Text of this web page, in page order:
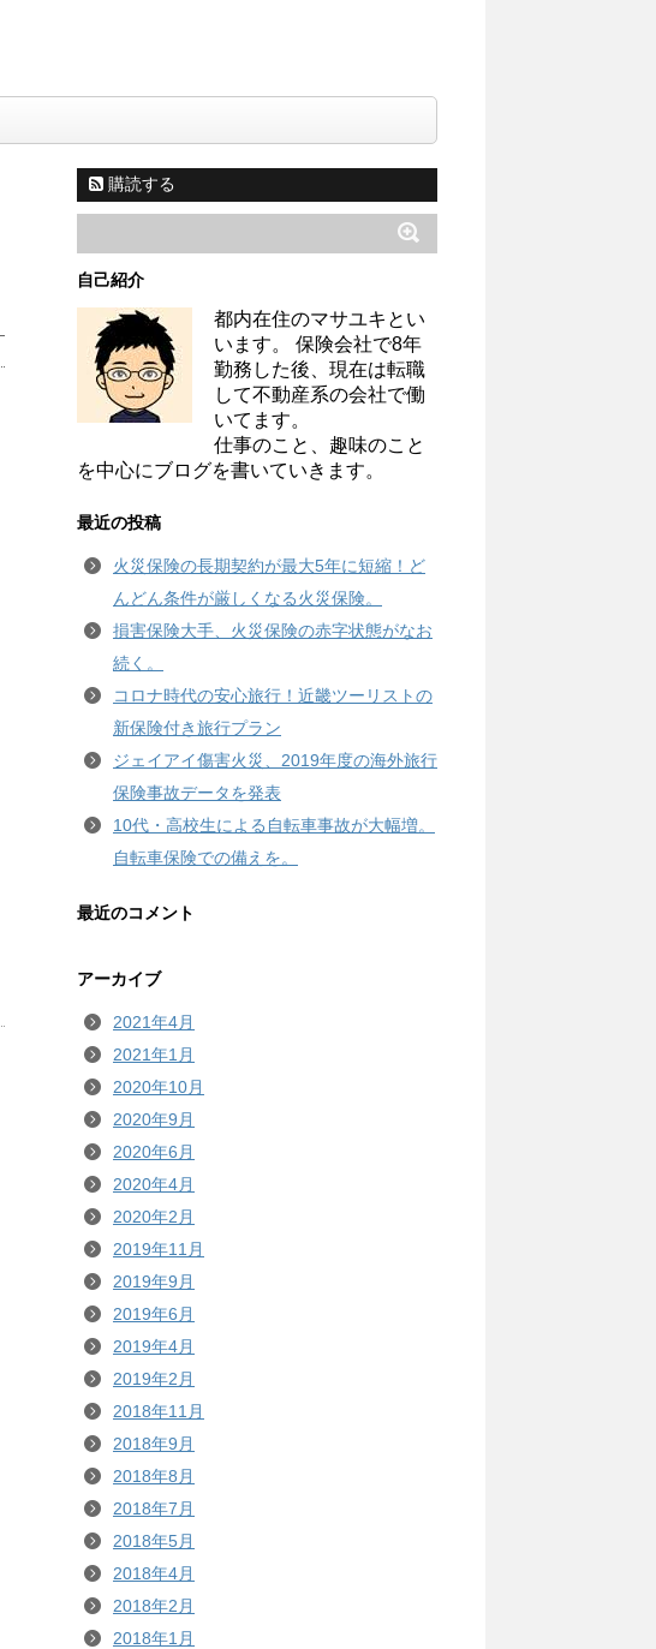
購読する
自己紹介
都内在住のマサユキとい
います。 保険会社で8年
勤務した後、現在は転職
して不動産系の会社で働
いてます。
仕事のこと、趣味のこと
を中心にブログを書いていきます。
最近の投稿
火災保険の長期契約が最大5年に短縮！ど
んどん条件が厳しくなる火災保険。
損害保険大手、火災保険の赤字状態がなお
続く。
コロナ時代の安心旅行！近畿ツーリストの
新保険付き旅行プラン
ジェイアイ傷害火災、2019年度の海外旅行
保険事故データを発表
10代・高校生による自転車事故が大幅増。
自転車保険での備えを。
最近のコメント
アーカイブ
2021年4月
2021年1月
2020年10月
2020年9月
2020年6月
2020年4月
2020年2月
2019年11月
2019年9月
2019年6月
2019年4月
2019年2月
2018年11月
2018年9月
2018年8月
2018年7月
2018年5月
2018年4月
2018年2月
2018年1月